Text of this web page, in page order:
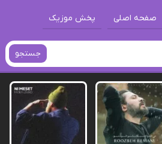
صفحه اصلی پخش موزیک
جستجو